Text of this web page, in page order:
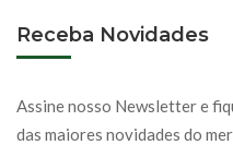
Receba Novidades
Assine nosso Newsletter e
das maiores novidades do